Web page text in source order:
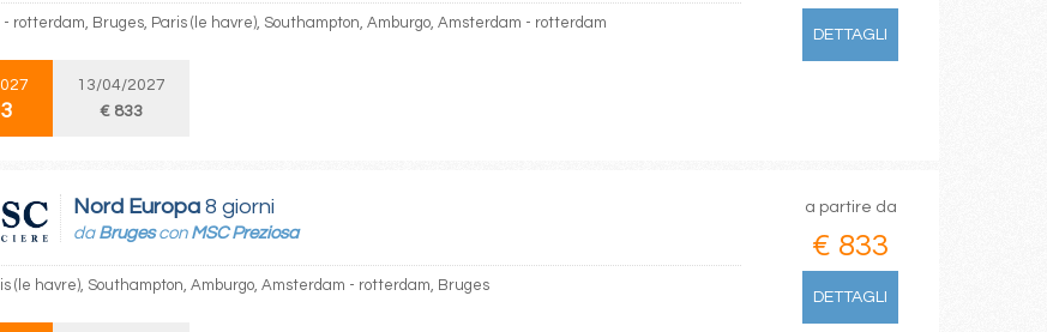
rotterdam, Bruges, Paris (le havre), Southampton, Amburgo, Amsterdam - rotterdam
13/04/2027
€ 833
DETTAGLI
Nord Europa 8 giorni
da Brugescon MSC Preziosa
(le havre), Southampton, Amburgo, Amsterdam - rotterdam, Bruges
a partire da
€ 833
DETTAGLI